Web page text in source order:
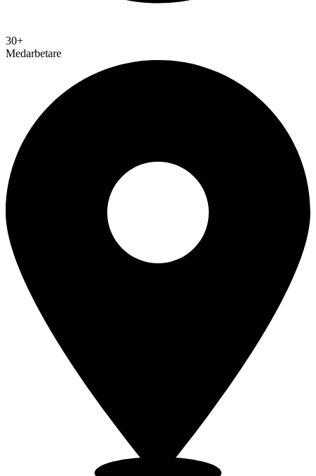
30+
Medarbetare